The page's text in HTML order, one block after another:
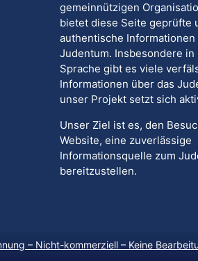
gemeinnützigen
bietet diese Seite geprüfte
authentische Informationen
Judentum. Insbesondere
Sprache gibt es viele
Informationen über das
unser Projekt setzt sich
Unser Ziel ist es, den
Website, eine zuverlässige
Informationsquelle zum
bereitzustellen.
– Nicht-kommerziell – Keine